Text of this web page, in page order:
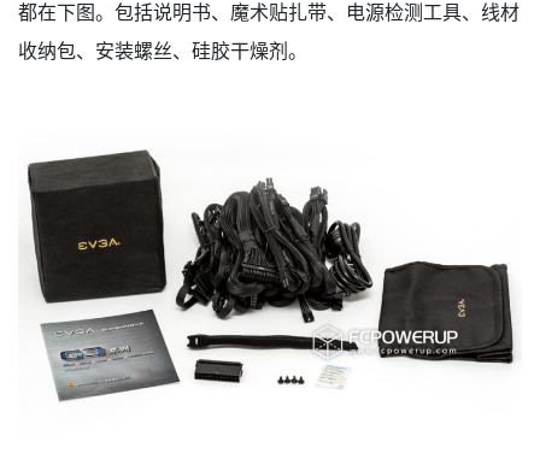
都在下图。包括说明书、魔术贴扎带、电源检测工具、线材
收纳包、安装螺丝、硅胶干燥剂。